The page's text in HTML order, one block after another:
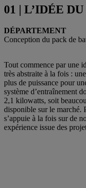
01 | L’IDÉE
DÉPARTEMENT
Conception du pack de
Tout commence par une
très abstraite à la fois :
plus de puissance pour
système d’entraînement
2,1 kilowatts, soit
disponible sur le marché.
s’appuie à la fois sur de
expérience issue des